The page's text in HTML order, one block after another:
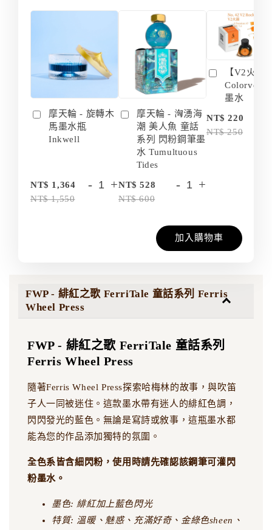
摩天輪 - 旋轉木
馬墨水瓶
Inkwell
NT$ 1,364
NT$ 1,550
- +
摩天輪 - 洶湧海
潮 美人魚 童話
系列 閃粉鋼筆墨
水 Tumultuous
Tides
NT$ 528
NT$ 600
- +
【V2火箭
Colorverse
墨水
NT$ 220
NT$ 250
加入購物車
FWP - 緋紅之歌 FerriTale 童話系列 Ferris
Wheel Press
FWP - 緋紅之歌 FerriTale 童話系列
Ferris Wheel Press
隨著Ferris Wheel Press探索哈梅林的故事，與吹笛
子人一同被迷住。這款墨水帶有迷人的緋紅色調，
閃閃發光的藍色。無論是寫詩或敘事，這瓶墨水都
能為您的作品添加獨特的氛圍。
全色系皆含細閃粉，使用時請先確認該鋼筆可灌閃
粉墨水。
墨色: 緋紅加上藍色閃光
特質: 溫暖、魅惑、充滿好奇、金綠色sheen、